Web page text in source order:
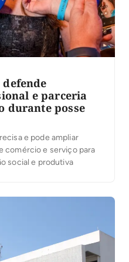
e parceria
durante posse
e pode ampliar
comércio e serviço para
social e produtiva